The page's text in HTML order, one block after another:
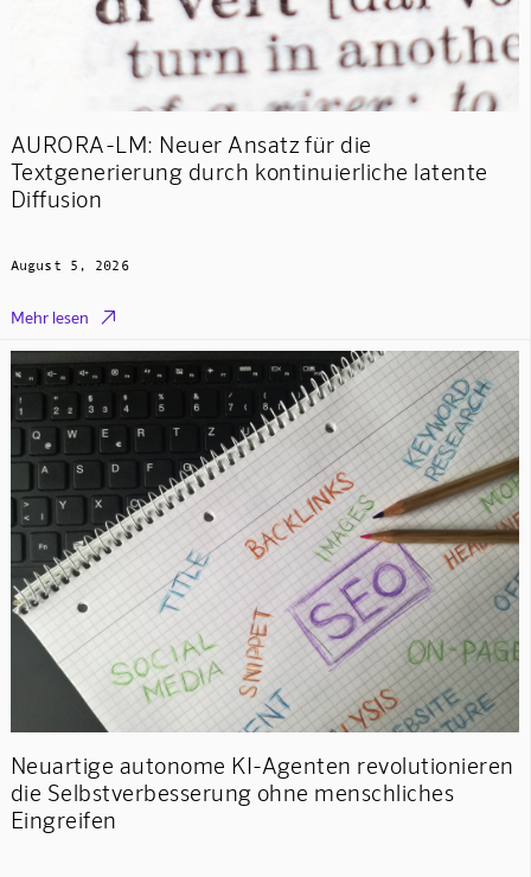
AURORA-LM: Neuer Ansatz für die
Textgenerierung durch kontinuierliche latente
Diffusion
August 5, 2026
Mehr lesen 
Neuartige autonome KI-Agenten revolutionieren
die Selbstverbesserung ohne menschliches
Eingreifen